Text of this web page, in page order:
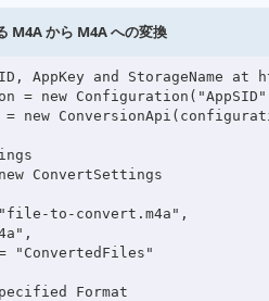
M4A から M4A への変換
AppKey and
= new
new
ConvertSettings
Format